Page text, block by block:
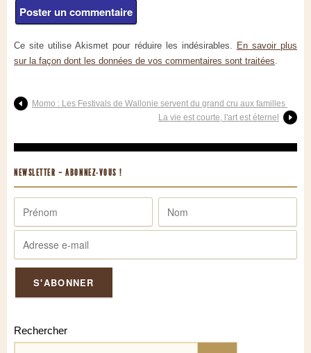
Ce site utilise Akismet pour réduire les indésirables. En savoir plus
sur la façon dont les données de vos commentaires sont traitées
Momo : Les Festivals de Wallonie servent du grand cru aux familles
La vie est courte, l'art est éternel
NEWSLETTER – ABONNEZ-VOUS !
Rechercher